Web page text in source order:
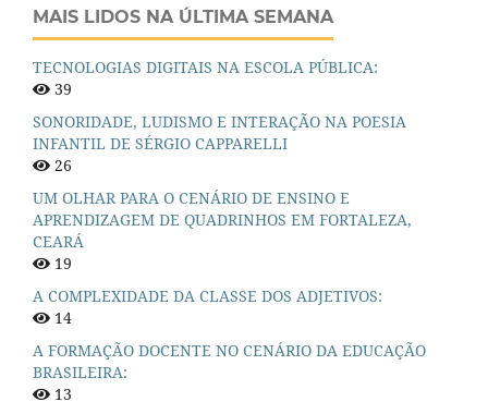
MAIS LIDOS NA ÚLTIMA SEMANA
TECNOLOGIAS DIGITAIS NA ESCOLA PÚBLICA:
39
SONORIDADE, LUDISMO E INTERAÇÃO NA POESIA
INFANTIL DE SÉRGIO CAPPARELLI
26
UM OLHAR PARA O CENÁRIO DE ENSINO E
APRENDIZAGEM DE QUADRINHOS EM FORTALEZA,
CEARÁ
19
A COMPLEXIDADE DA CLASSE DOS ADJETIVOS:
14
A FORMAÇÃO DOCENTE NO CENÁRIO DA EDUCAÇÃO
BRASILEIRA:
13